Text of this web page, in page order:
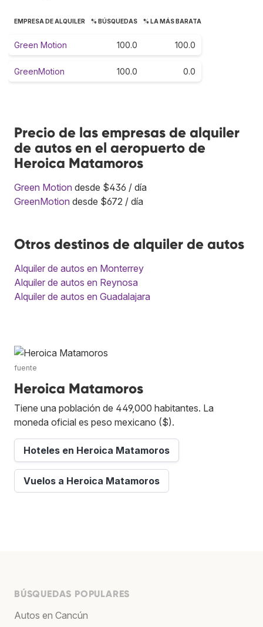
EMPRESA DE ALQUILER % BÚSQUEDAS % LA MÁS BARATA
Green Motion 100.0 100.0
GreenMotion 100.0 0.0
Precio de las empresas de alquiler
de autos en el aeropuerto de
Heroica Matamoros
Green Motion desde $436 / día
GreenMotion desde $672 / día
Otros destinos de alquiler de autos
Alquiler de autos en Monterrey
Alquiler de autos en Reynosa
Alquiler de autos en Guadalajara
fuente
Heroica Matamoros
Tiene una población de 449,000 habitantes. La
moneda oficial es peso mexicano ($).
Hoteles en Heroica Matamoros
Vuelos a Heroica Matamoros
BÚSQUEDAS POPULARES
Autos en Cancún